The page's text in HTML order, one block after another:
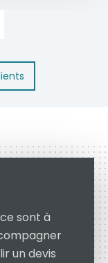
sont à
un devis